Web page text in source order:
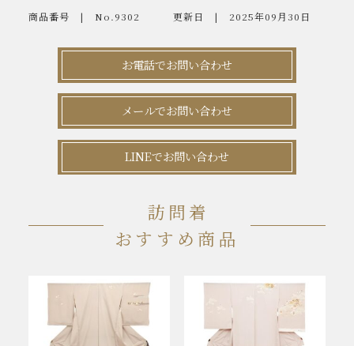
商品番号 No.9302 更新日 2025年09月30日
お電話でお問い合わせ
メールでお問い合わせ
LINEでお問い合わせ
訪問着
おすすめ商品